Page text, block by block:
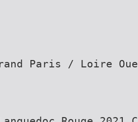
Paris / Loire